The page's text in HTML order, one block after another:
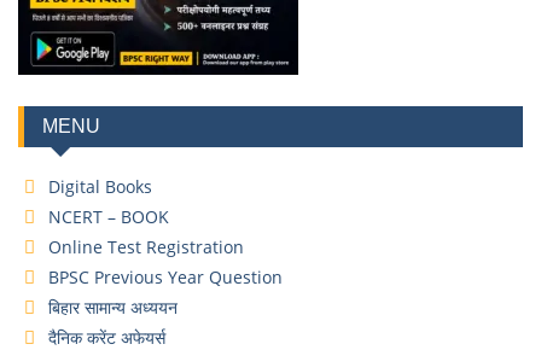
MENU
Digital Books
NCERT – BOOK
Online Test Registration
BPSC Previous Year Question
बिहार सामान्य अध्ययन
दैनिक करेंट अफेयर्स